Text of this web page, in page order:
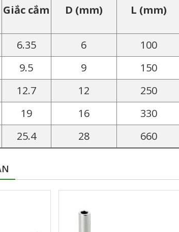
Giắc cắm D (mm) L (mm)
6.35 6 100
9.5 9 150
12.7 12 250
19 16 330
25.4 28 660